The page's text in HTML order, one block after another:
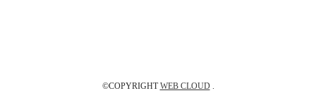
©COPYRIGHTWEB CLOUD.